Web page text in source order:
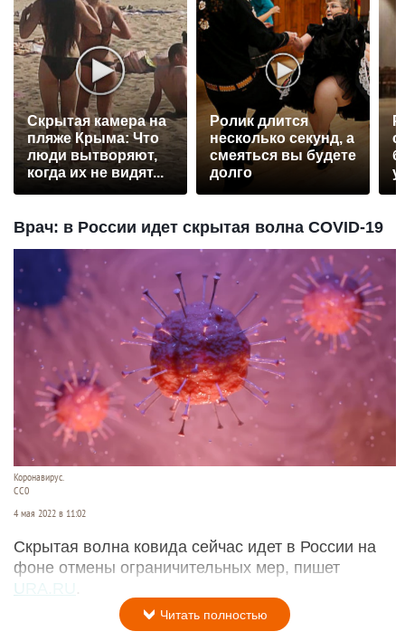
Скрытая камера на
пляже Крыма: Что
люди вытворяют,
когда их не видят...
Ролик длится
несколько секунд, а
смеяться вы будете
долго
Врач: в России идет скрытая волна COVID-19
Коронавирус.
СС0
4 мая 2022 в 11:02
Скрытая волна ковида сейчас идет в России на
фоне отмены ограничительных мер, пишет
URA.RU
Читать полностью